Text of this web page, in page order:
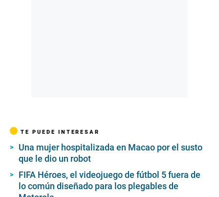
TE PUEDE INTERESAR
Una mujer hospitalizada en Macao por el susto
que le dio un robot
FIFA Héroes, el videojuego de fútbol 5 fuera de
lo común diseñado para los plegables de